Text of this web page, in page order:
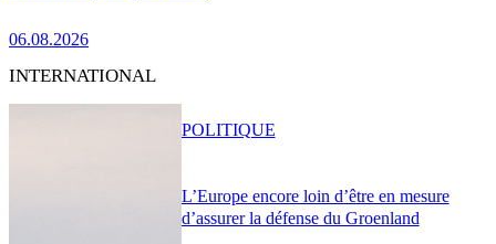
06.08.2026
INTERNATIONAL
L’Europe encore loin d’être en mesure
d’assurer la défense du Groenland
POLITIQUE